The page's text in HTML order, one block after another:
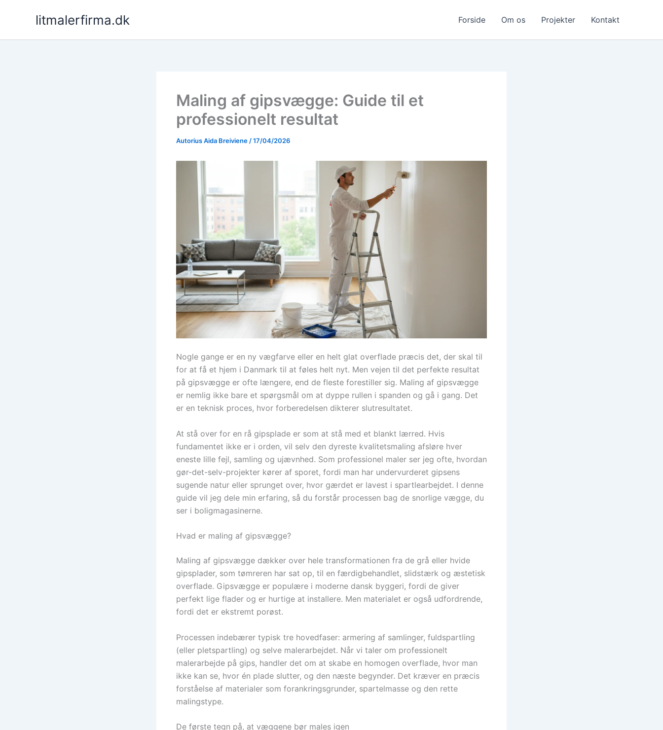
litmalerfirma.dk Forside Om os Projekter Kontakt
Maling af gipsvægge: Guide til et
professionelt resultat
AutoriusAida Breiviene /17/04/2026
Nogle gange er en ny vægfarve eller en helt glat overflade præcis det, der skal til
for at få et hjem i Danmark til at føles helt nyt. Men vejen til det perfekte resultat
på gipsvægge er ofte længere, end de fleste forestiller sig. Maling af gipsvægge
er nemlig ikke bare et spørgsmål om at dyppe rullen i spanden og gå i gang. Det
er en teknisk proces, hvor forberedelsen dikterer slutresultatet.
At stå over for en rå gipsplade er som at stå med et blankt lærred. Hvis
fundamentet ikke er i orden, vil selv den dyreste kvalitetsmaling afsløre hver
eneste lille fejl, samling og ujævnhed. Som professionel maler ser jeg ofte, hvordan
gør-det-selv-projekter kører af sporet, fordi man har undervurderet gipsens
sugende natur eller sprunget over, hvor gærdet er lavest i spartlearbejdet. I denne
guide vil jeg dele min erfaring, så du forstår processen bag de snorlige vægge, du
ser i boligmagasinerne.
Hvad er maling af gipsvægge?
Maling af gipsvægge dækker over hele transformationen fra de grå eller hvide
gipsplader, som tømreren har sat op, til en færdigbehandlet, slidstærk og æstetisk
overflade. Gipsvægge er populære i moderne dansk byggeri, fordi de giver
perfekt lige flader og er hurtige at installere. Men materialet er også udfordrende,
fordi det er ekstremt porøst.
Processen indebærer typisk tre hovedfaser: armering af samlinger, fuldspartling
(eller pletspartling) og selve malerarbejdet. Når vi taler om professionelt
malerarbejde på gips, handler det om at skabe en homogen overflade, hvor man
ikke kan se, hvor én plade slutter, og den næste begynder. Det kræver en præcis
forståelse af materialer som forankringsgrunder, spartelmasse og den rette
malingstype.
De første tegn på, at væggene bør males igen